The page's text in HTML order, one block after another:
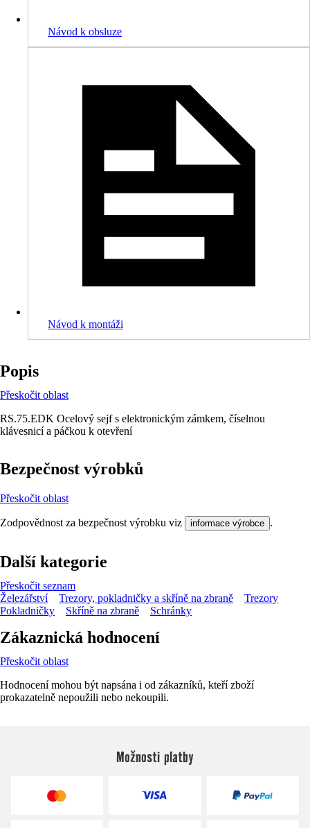
Návod k obsluze
Návod k montáži
Popis
Přeskočit oblast
RS.75.EDK Ocelový sejf s elektronickým zámkem, číselnou
klávesnicí a páčkou k otevření
Bezpečnost výrobků
Přeskočit oblast
Zodpovědnost za bezpečnost výrobku viz informace výrobce .
Další kategorie
Přeskočit seznam
Železářství
Trezory, pokladničky a skříně na zbraně
Trezory
Pokladničky
Skříně na zbraně Schránky
Zákaznická hodnocení
Přeskočit oblast
Hodnocení mohou být napsána i od zákazníků, kteří zboží
prokazatelně nepoužili nebo nekoupili.
Možnosti platby